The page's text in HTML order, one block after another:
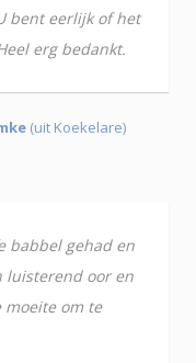
bent eerlijk of het
erg bedankt.
(uit Koekelare)
babbel gehad en
luisterend oor en
moeite om te